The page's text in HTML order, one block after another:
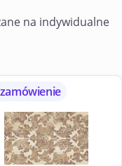
na indywidualne